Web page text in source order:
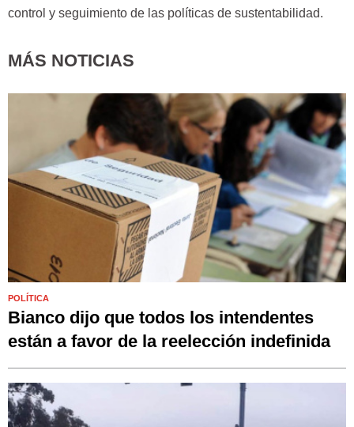
control y seguimiento de las políticas de sustentabilidad.
MÁS NOTICIAS
POLÍTICA
Bianco dijo que todos los intendentes
están a favor de la reelección indefinida